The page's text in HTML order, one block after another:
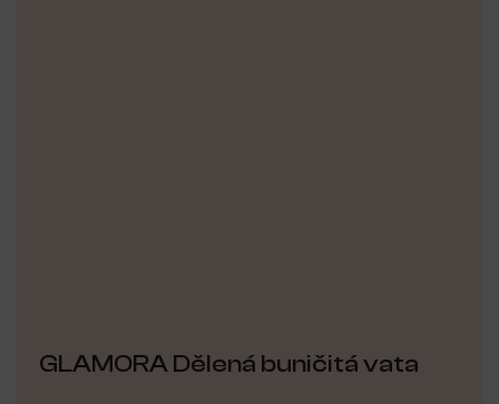
GLAMORA Dělená buničitá vata